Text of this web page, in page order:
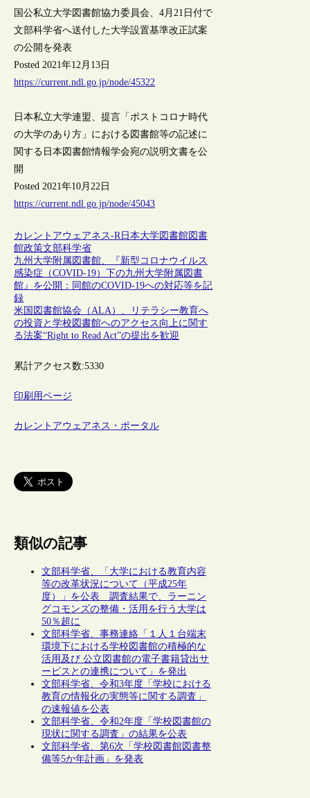
国公私立大学図書館協力委員会、4月21日付で
文部科学省へ送付した大学設置基準改正試案
の公開を発表
Posted 2021年12月13日
https://current.ndl.go.jp/node/45322
日本私立大学連盟、提言「ポストコロナ時代
の大学のあり方」における図書館等の記述に
関する日本図書館情報学会宛の説明文書を公
開
Posted 2021年10月22日
https://current.ndl.go.jp/node/45043
カレントアウェアネス-R日本大学図書館図書
館政策文部科学省
九州大学附属図書館、『新型コロナウイルス
感染症（COVID-19）下の九州大学附属図書
館』を公開：同館のCOVID-19への対応等を記
録
米国図書館協会（ALA）、リテラシー教育へ
の投資と学校図書館へのアクセス向上に関す
る法案“Right to Read Act”の提出を歓迎
累計アクセス数:5330
印刷用ページ
カレントアウェアネス・ポータル
類似の記事
文部科学省、「大学における教育内容
等の改革状況について（平成25年
度）」を公表 調査結果で、ラーニン
グコモンズの整備・活用を行う大学は
50％超に
文部科学省、事務連絡「１人１台端末
環境下における学校図書館の積極的な
活用及び 公立図書館の電子書籍貸出サ
ービスとの連携について」を発出
文部科学省、令和3年度「学校における
教育の情報化の実態等に関する調査」
の速報値を公表
文部科学省、令和2年度「学校図書館の
現状に関する調査」の結果を公表
文部科学省、第6次「学校図書館図書整
備等5か年計画」を発表